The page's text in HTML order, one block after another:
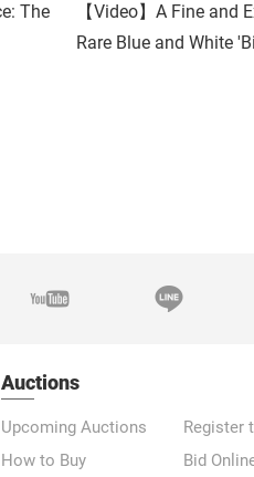
【Video】A Fine and
Rare Blue and White
Auctions
Upcoming Auctions
Register
How to Buy
Bid